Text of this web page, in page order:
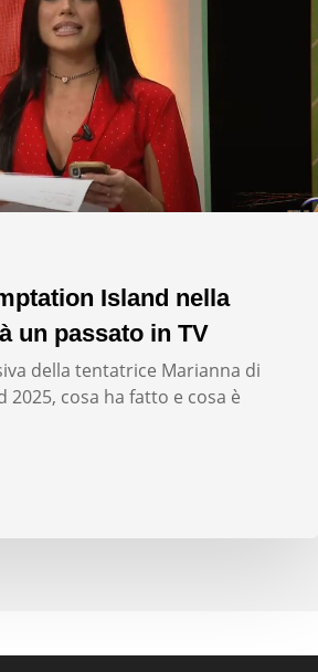
Island nella
un passato in TV
della tentatrice Marianna di
2025, cosa ha fatto e cosa è